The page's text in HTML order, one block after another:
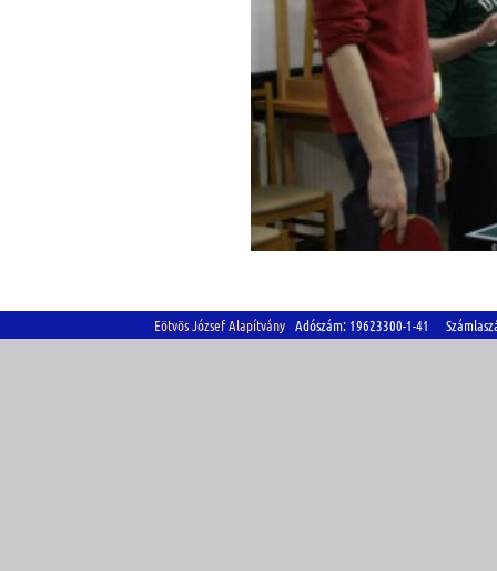
Eötvös József Alapítvány Adószám: 19623300-1-41